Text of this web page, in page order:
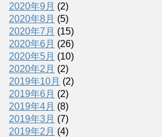
2020年9月 (2)
2020年8月 (5)
2020年7月 (15)
2020年6月 (26)
2020年5月 (10)
2020年2月 (2)
2019年10月 (2)
2019年6月 (2)
2019年4月 (8)
2019年3月 (7)
2019年2月 (4)